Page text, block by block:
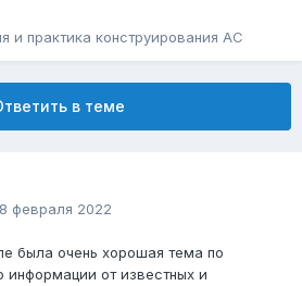
и практика конструирования АС
в теме
8 февраля 2022
была очень хорошая тема по
информации от известных и